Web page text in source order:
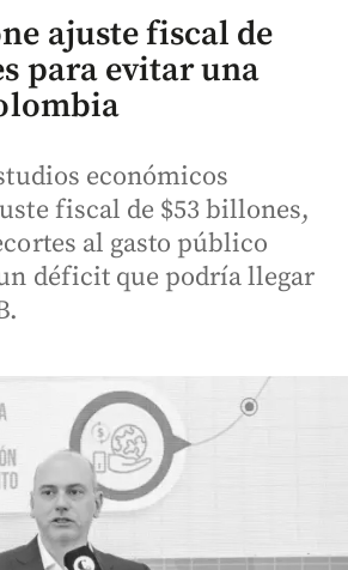
ajuste fiscal de
para evitar una
económicos
fiscal de $53 billones,
al gasto público
déficit que podría llegar